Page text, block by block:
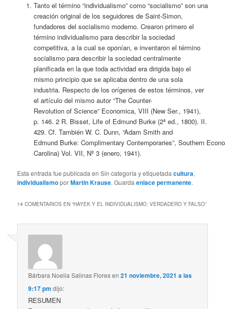
Tanto el término “individualismo” como “socialismo” son una
creación original de los seguidores de Saint-Simon,
fundadores del socialismo moderno. Crearon primero el
término individualismo para describir la sociedad
competitiva, a la cual se oponían, e inventaron el término
socialismo para describir la sociedad centralmente
planificada en la que toda actividad era dirigida bajo el
mismo principio que se aplicaba dentro de una sola
industria. Respecto de los orígenes de estos términos, ver
el artículo del mismo autor “The Counter-
Revolution of Science” Economica, VIII (New Ser., 1941),
p. 146. 2 R. Bisset, Life ofEdmund Burke(2ª ed., 1800). II.
429. Cf. También W. C. Dunn, “Adam Smith and
Edmund Burke: Complimentary Contemporaries”, Southern
Carolina) Vol. VII, Nº3 (enero, 1941).
Esta entrada fue publicada en Sin categoría y etiquetadacultura,
individualismoporMartin Krause. Guardaenlace permanente.
14 COMENTARIOS EN “HAYEK Y EL INDIVIDUALISMO: VERDADERO Y FALSO”
Bárbara Noelia Salinas Floresen21 noviembre, 2021 a las
9:17 pm dijo:
RESUMEN